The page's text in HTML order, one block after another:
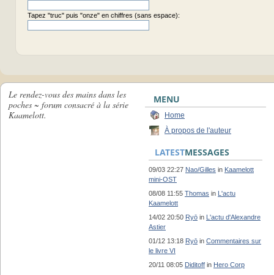
Tapez "truc" puis "onze" en chiffres (sans espace):
Le rendez-vous des mains dans les
poches ~ forum consacré à la série
Kaamelott.
MENU
Home
À propos de l'auteur
LATESTMESSAGES
09/03 22:27 Nao/Gilles in Kaamelott
mini-OST
08/08 11:55 Thomas in L'actu
Kaamelott
14/02 20:50 Ryō in L'actu d'Alexandre
Astier
01/12 13:18 Ryō in Commentaires sur
le livre VI
20/11 08:05 Diditoff in Hero Corp